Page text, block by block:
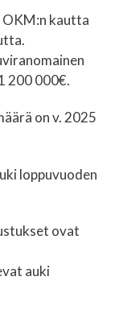
kautta
200 000€.
on v. 2025
loppuvuoden
ovat
auki